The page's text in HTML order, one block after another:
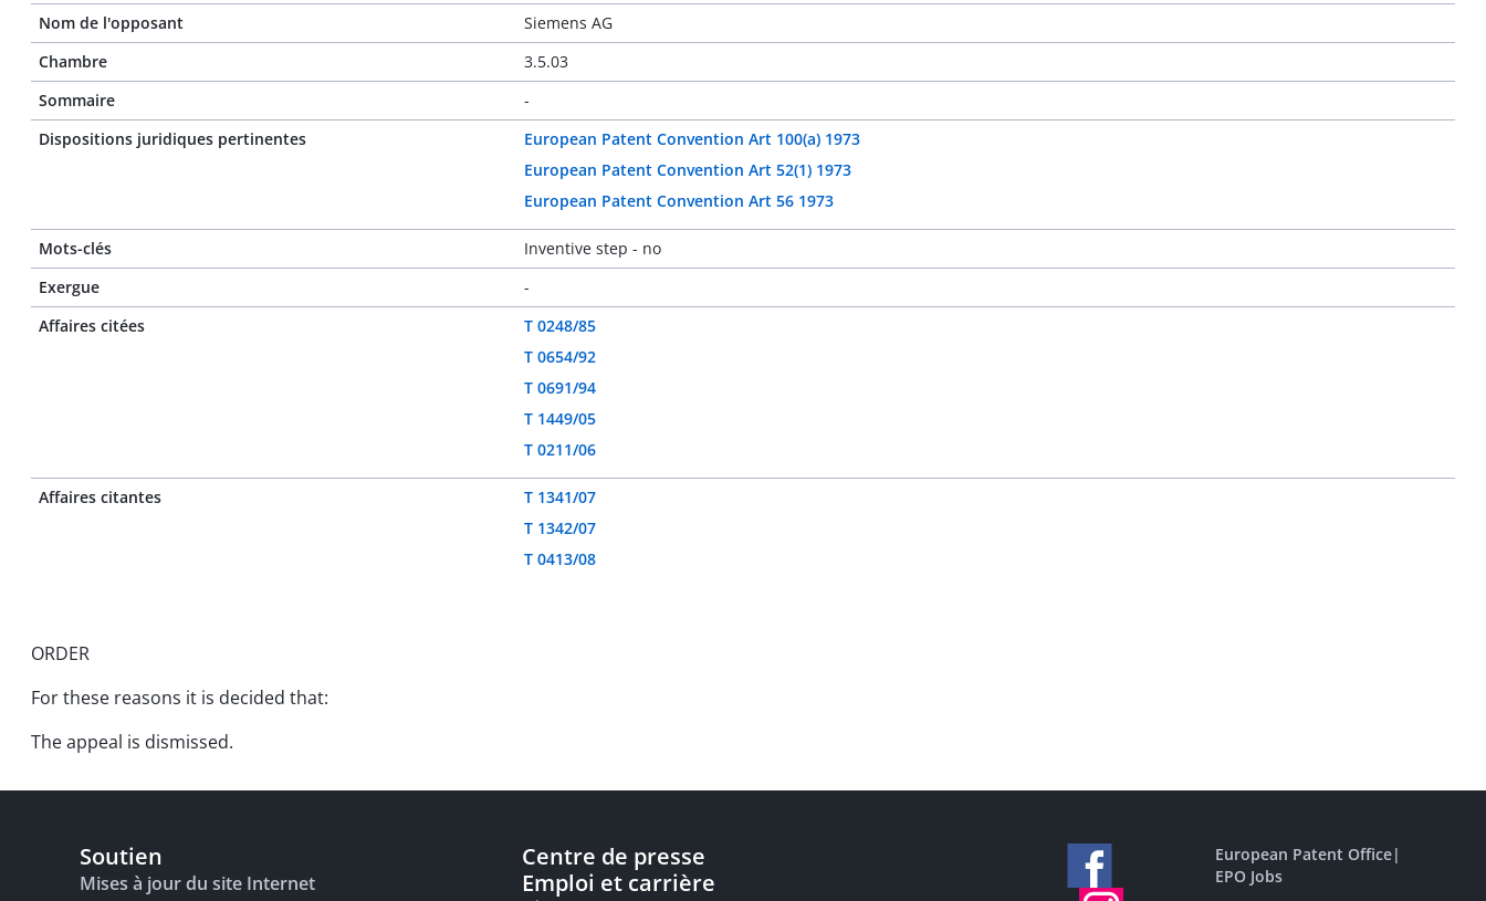
Nom de l'opposant
Siemens AG
Chambre
3.5.03
Sommaire
-
Dispositions juridiques pertinentes
European Patent Convention Art 100(a) 1973
European Patent Convention Art 52(1) 1973
European Patent Convention Art 56 1973
Mots-clés
Inventive step - no
Exergue
-
Affaires citées
T 0248/85
T 0654/92
T 0691/94
T 1449/05
T 0211/06
Affaires citantes
T 1341/07
T 1342/07
T 0413/08
ORDER
For these reasons it is decided that:
The appeal is dismissed.
Soutien
Mises à jour du site Internet
Centre de presse
Emploi et carrière
European Patent Office|
EPO Jobs